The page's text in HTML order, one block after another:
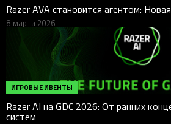
Razer AVA становится агентом:
8 марта 2026
ИГРОВЫЕ ИВЕНТЫ
Razer AI на GDC 2026: От ранних
систем